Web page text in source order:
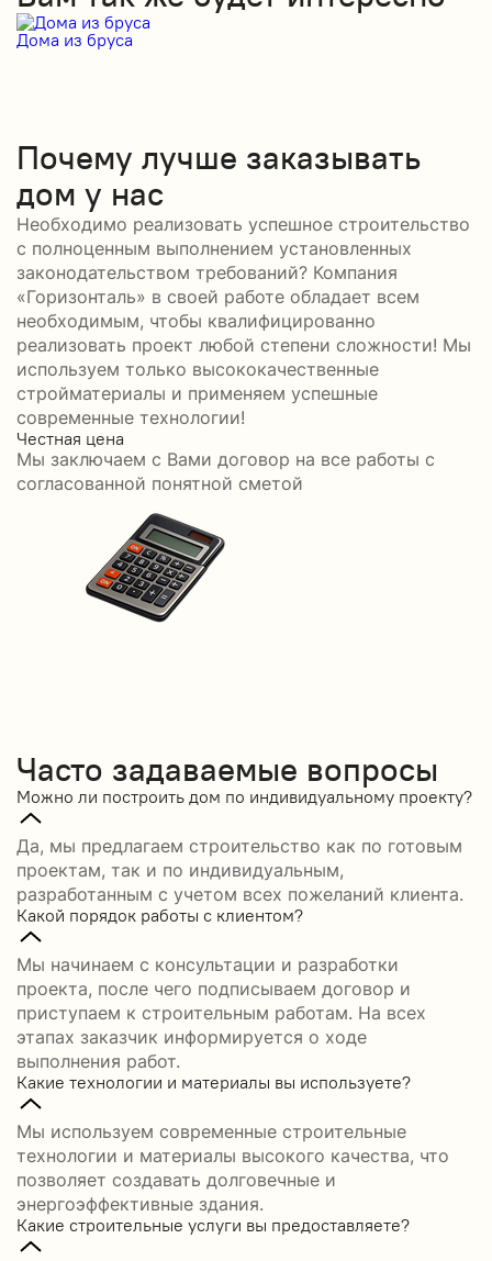
Дома из бруса
Почему лучше заказывать
дом у нас
Необходимо реализовать успешное строительство
с полноценным выполнением установленных
законодательством требований? Компания
«Горизонталь» в своей работе обладает всем
необходимым, чтобы квалифицированно
реализовать проект любой степени сложности! Мы
используем только высококачественные
стройматериалы и применяем успешные
современные технологии!
Честная цена
Мы заключаем с Вами договор на все работы с
согласованной понятной сметой
Часто задаваемые вопросы
Можно ли построить дом по индивидуальному проекту?
Да, мы предлагаем строительство как по готовым
проектам, так и по индивидуальным,
разработанным с учетом всех пожеланий клиента.
Какой порядок работы с клиентом?
Мы начинаем с консультации и разработки
проекта, после чего подписываем договор и
приступаем к строительным работам. На всех
этапах заказчик информируется о ходе
выполнения работ.
Какие технологии и материалы вы используете?
Мы используем современные строительные
технологии и материалы высокого качества, что
позволяет создавать долговечные и
энергоэффективные здания.
Какие строительные услуги вы предоставляете?